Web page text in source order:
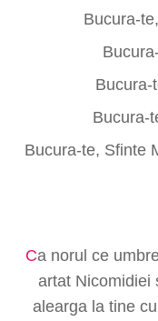
Bucura-
Bucura-
Bucura-
Bucura-te, Sfinte
Ca norul ce
artat Nicomidiei
alearga la tine